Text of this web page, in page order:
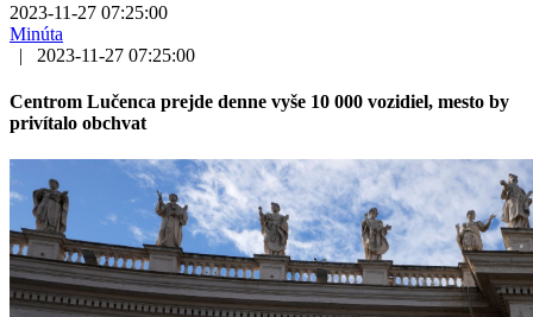
2023-11-27 07:25:00
Minúta
|
2023-11-27 07:25:00
Centrom Lučenca prejde denne vyše 10 000 vozidiel, mesto by
privítalo obchvat